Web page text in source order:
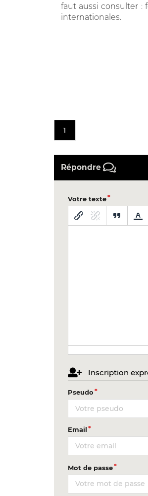
faut aussi consulter :
internationales.
1
Répondre
Votre texte
Inscription
Pseudo
Email
Mot de passe